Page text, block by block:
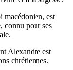
macédonien, est
connu pour ses
Alexandre est
chrétiennes.